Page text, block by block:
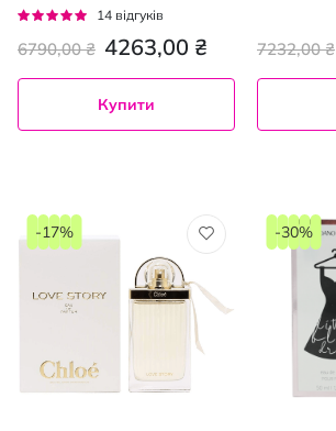
Рейтинг:
14 відгуків
4263,00 ₴
6790,00 ₴
Купити
7232,00 ₴
-17% -30%